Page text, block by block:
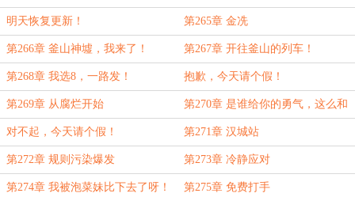
预定！
明天恢复更新！ 第265章 金冼
第266章 釜山神墟，我来了！ 第267章 开往釜山的列车！
第268章 我选8，一路发！ 抱歉，今天请个假！
第269章 从腐烂开始 第270章 是谁给你的勇气，这么和
我说话？
对不起，今天请个假！ 第271章 汉城站
第272章 规则污染爆发 第273章 冷静应对
第274章 我被泡菜妹比下去了呀！ 第275章 免费打手